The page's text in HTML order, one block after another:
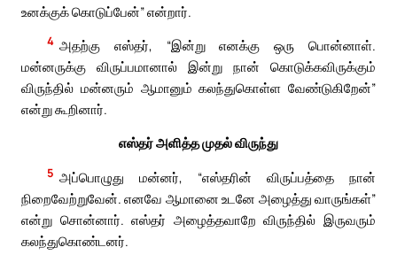
உனக்குக் கொடுப்பேன்” என்றார்.
4 அதற்கு எஸ்தர், “இன்று எனக்கு ஒரு பொன்னாள்.
மன்னருக்கு விருப்பமானால் இன்று நான் கொடுக்கவிருக்கும்
விருந்தில் மன்னரும் ஆமானும் கலந்துகொள்ள வேண்டுகிறேன்”
என்று கூறினார்.
எஸ்தர் அளித்த முதல் விருந்து
5 அப்பொழுது மன்னர், “எஸ்தரின் விருப்பத்தை நான்
நிறைவேற்றுவேன். எனவே ஆமானை உடனே அழைத்து வாருங்கள்”
என்று சொன்னார். எஸ்தர் அழைத்தவாறே விருந்தில் இருவரும்
கலந்துகொண்டனர்.